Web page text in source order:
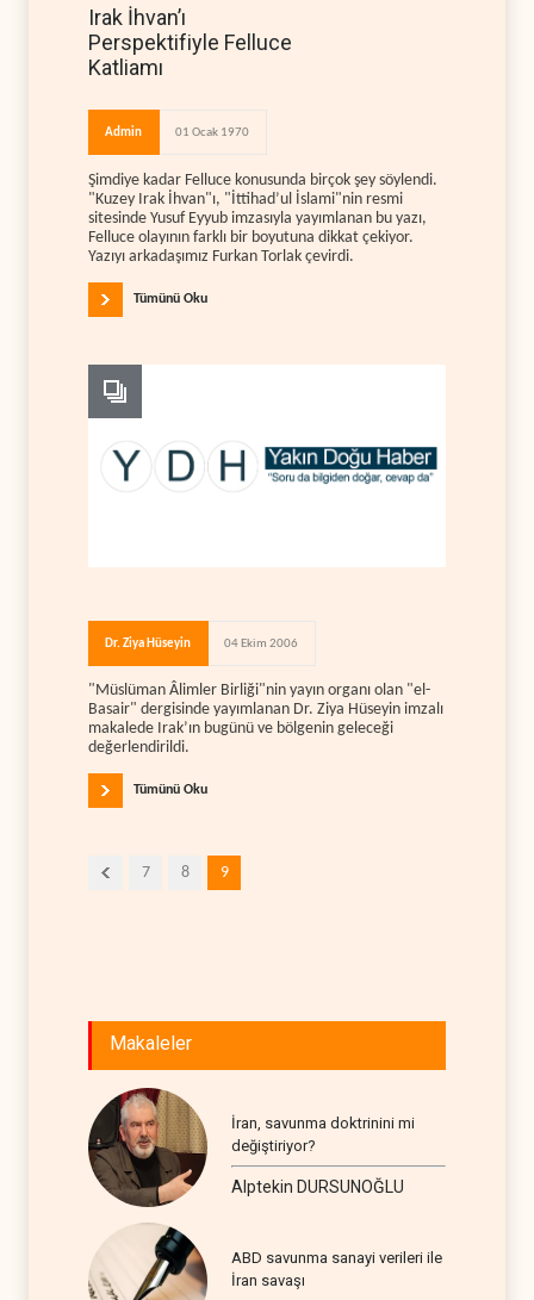
Irak İhvan’ı
Perspektifiyle Felluce
Katliamı
Admin 01 Ocak 1970
Şimdiye kadar Felluce konusunda birçok şey söylendi.
"Kuzey Irak İhvan"ı, "İttihad’ul İslami"nin resmi
sitesinde Yusuf Eyyub imzasıyla yayımlanan bu yazı,
Felluce olayının farklı bir boyutuna dikkat çekiyor.
Yazıyı arkadaşımız Furkan Torlak çevirdi.
Tümünü Oku
Dr. Ziya Hüseyin 04 Ekim 2006
"Müslüman Âlimler Birliği"nin yayın organı olan "el-
Basair" dergisinde yayımlanan Dr. Ziya Hüseyin imzalı
makalede Irak’ın bugünü ve bölgenin geleceği
değerlendirildi.
Tümünü Oku
7 8 9
Makaleler
İran, savunma doktrinini mi
değiştiriyor?
Alptekin DURSUNOĞLU
ABD savunma sanayi verileri ile
İran savaşı